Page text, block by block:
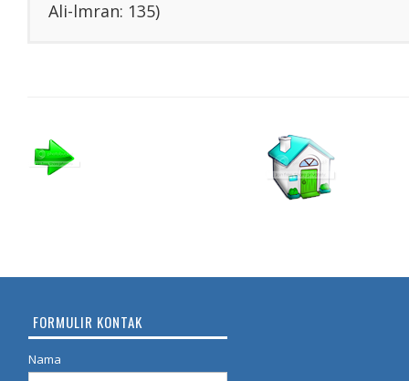
Ali-lmran: 135)
FORMULIR KONTAK
Nama